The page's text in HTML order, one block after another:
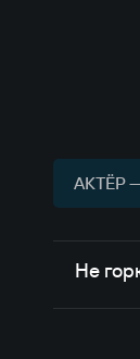
АКТЁР
Не